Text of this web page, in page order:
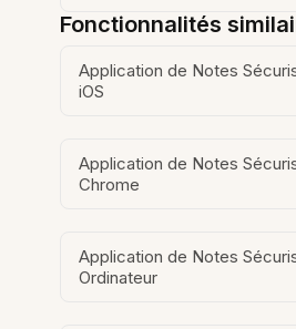
Fonctionnalités
Application de Notes
iOS
Application de Notes
Chrome
Application de Notes
Ordinateur